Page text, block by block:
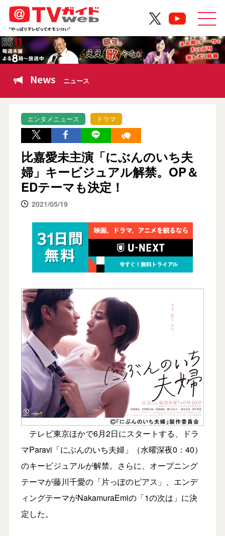
News ニュース
エンタメニュース ドラマ
比嘉愛未主演「にぶんのいち夫
婦」キービジュアル解禁。OP＆
EDテーマも決定！
2021/05/19
テレビ東京ほかで6月2日にスタートする、ドラ
マParavi「にぶんのいち夫婦」（水曜深夜0：40）
のキービジュアルが解禁。さらに、オープニング
テーマが藤川千愛の「片っぽのピアス」、エンデ
ィングテーマがNakamuraEmiの「1の次は」に決
定した。